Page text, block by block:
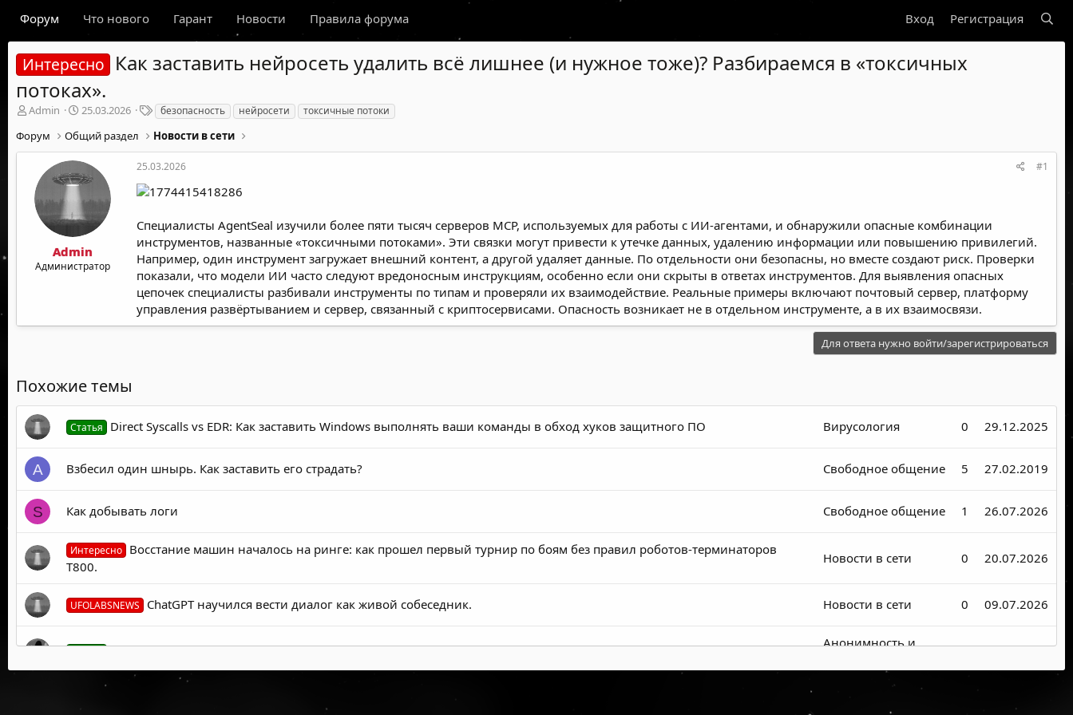
Форум Что нового Гарант Новости Правила форума Вход Регистрация
Интересно Как заставить нейросеть удалить всё лишнее (и нужное тоже)? Разбираемся в «токсичных
потоках».
А
т
о
м
Admin
Д
т
а
н
а
а
л
а
25.03.2026
Т
е
г
и
безопасность нейросети токсичные потоки
Форум Общий раздел Новости в сети
Admin
Администратор
25.03.2026 #1
Специалисты AgentSeal изучили более пяти тысяч серверов MCP, используемых для работы с ИИ-агентами, и обнаружили опасные комбинации
инструментов, названные «токсичными потоками». Эти связки могут привести к утечке данных, удалению информации или повышению привилегий.
Например, один инструмент загружает внешний контент, а другой удаляет данные. По отдельности они безопасны, но вместе создают риск. Проверки
показали, что модели ИИ часто следуют вредоносным инструкциям, особенно если они скрыты в ответах инструментов. Для выявления опасных
цепочек специалисты разбивали инструменты по типам и проверяли их взаимодействие. Реальные примеры включают почтовый сервер, платформу
управления развёртыванием и сервер, связанный с криптосервисами. Опасность возникает не в отдельном инструменте, а в их взаимосвязи.
Для ответа нужно войти/зарегистрироваться
Похожие темы
Статья Direct Syscalls vs EDR: Как заставить Windows выполнять ваши команды в обход хуков защитного ПО Вирусология 0 29.12.2025
A Взбесил один шнырь. Как заставить его страдать? Свободное общение 5 27.02.2019
S Как добывать логи Свободное общение 1 26.07.2026
Интересно Восстание машин началось на ринге: как прошел первый турнир по боям без правил роботов-терминаторов
T800.
Новости в сети 0 20.07.2026
UFOLABSNEWS ChatGPT научился вести диалог как живой собеседник. Новости в сети 0 09.07.2026
Иллюзия анонимности: Как Tor Browser палит вас по железу (Canvas/WebGL) и метод обхода
Анонимность и
0 09.07.2026